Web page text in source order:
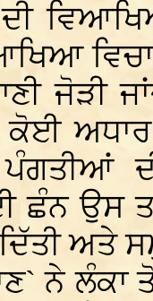
ਜੋੜੀ
ਕੋਈ
ਛੰਨ ਉਸ
ਅਤੇ
ਨੇ ਲੰਕਾ